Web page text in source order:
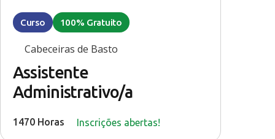
Curso 100% Gratuito
Cabeceiras de Basto
Assistente
Administrativo/a
1470 Horas Inscrições abertas!